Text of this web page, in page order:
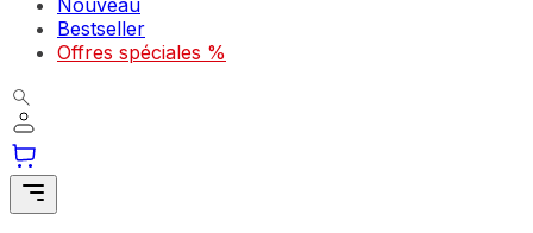
Nouveau
Bestseller
Offres spéciales %
Les cookies liés aux préférences permettent au site de
comme votre langue préférée ou la région dans laquelle